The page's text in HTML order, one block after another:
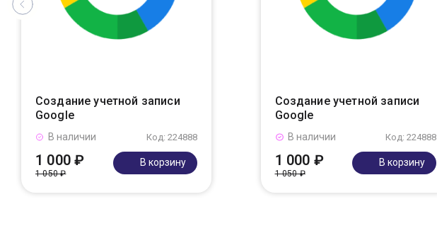
Создание учетной записи
Google
Код: 224888
В наличии
1 000 ₽
1 050 ₽
В корзину
Создание учетной записи
Google
Код: 224888
В наличии
1 000 ₽
1 050 ₽
В корзину